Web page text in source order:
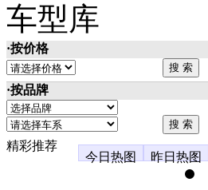
车型库
·按价格
·按品牌
精彩推荐
今日热图
昨日热图